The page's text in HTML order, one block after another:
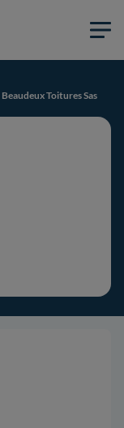
Beaudeux Toitures Sas